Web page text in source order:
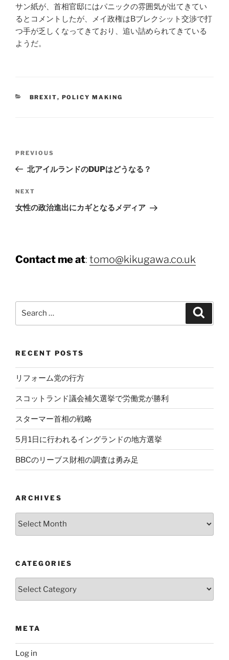
サン紙が、首相官邸にはパニックの雰囲気が出てきてい
るとコメントしたが、メイ政権はBブレクシット交渉で打
つ手が乏しくなってきており、追い詰められてきている
ようだ。
CATEGORIES
BREXIT, POLICY MAKING
Previous
Post
PREVIOUS
北アイルランドのDUPはどうなる？
Next
Post
NEXT
女性の政治進出にカギとなるメディア
Contact me at: tomo@kikugawa.co.uk
RECENT POSTS
リフォーム党の行方
スコットランド議会補欠選挙で労働党が勝利
スターマー首相の戦略
5月1日に行われるイングランドの地方選挙
BBCのリーブス財相の調査は勇み足
ARCHIVES
Archives
CATEGORIES
META
Log in